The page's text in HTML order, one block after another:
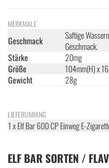
MERKMALE
Geschmack
Saftige
Geschmack.
Stärke
20mg
Größe
104mm(H) x
Gewicht
28g
LIEFERUMFANG
1 x Elf Bar 600 CP Einweg E-
ELF BAR SORTEN /